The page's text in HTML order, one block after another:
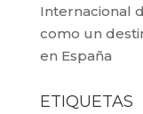
Internacional
como un
en España
ETIQUETAS